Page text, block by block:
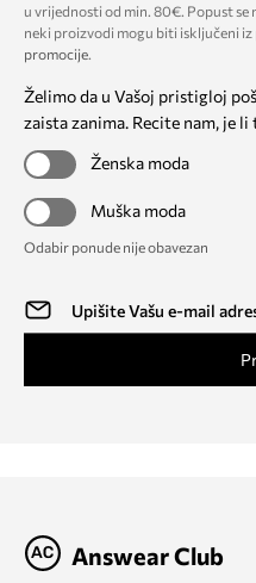
u vrijednosti od min. 80€. Popust se
neki proizvodi mogu biti isključeni
promocije.
Želimo da u Vašoj pristigloj
zaista zanima. Recite nam, je li
Ženska moda
Muška moda
Odabir ponude nije obavezan
Answear Club